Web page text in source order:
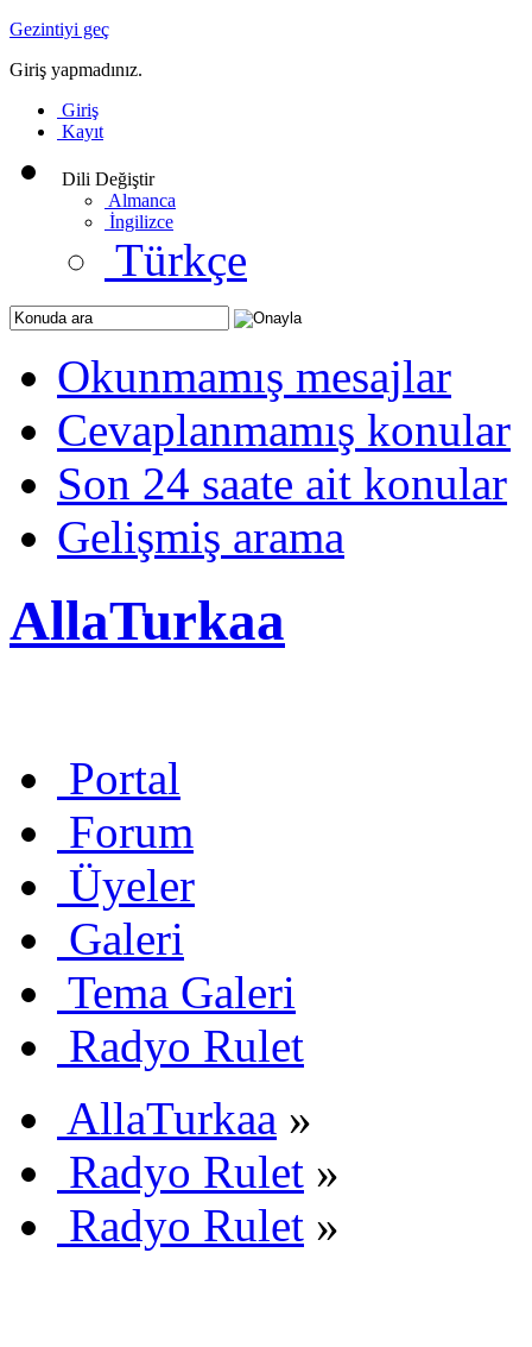
Gezintiyi geç
Giriş yapmadınız.
Giriş
Kayıt
Dili Değiştir
Almanca
İngilizce
Türkçe
Okunmamış mesajlar
Cevaplanmamış konular
Son 24 saate ait konular
Gelişmiş arama
AllaTurkaa
Portal
Forum
Üyeler
Galeri
Tema Galeri
Radyo Rulet
AllaTurkaa »
Radyo Rulet »
Radyo Rulet »